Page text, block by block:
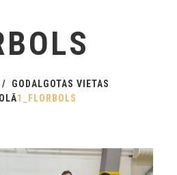
GODALGOTAS VIETAS
1_FLORBOLS